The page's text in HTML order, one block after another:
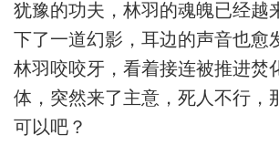
犹豫的功夫，林羽的魂魄已经越
下了一道幻影，耳边的声音也愈
林羽咬咬牙，看着接连被推进焚
体，突然来了主意，死人不行，
可以吧？